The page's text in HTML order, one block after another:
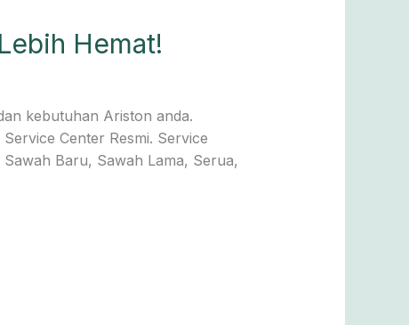
Hemat!
kebutuhan Ariston anda.
Center Resmi. Service
Baru, Sawah Lama, Serua,